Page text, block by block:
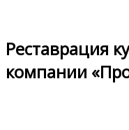
Реставрация
компании